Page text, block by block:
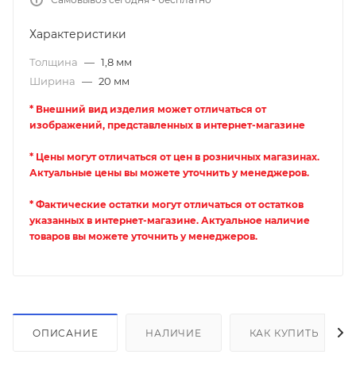
Характеристики
Толщина — 1,8 мм
Ширина — 20 мм
* Внешний вид изделия может отличаться от
изображений, представленных в интернет-магазине
* Цены могут отличаться от цен в розничных магазинах.
Актуальные цены вы можете уточнить у менеджеров.
* Фактические остатки могут отличаться от остатков
указанных в интернет-магазине. Актуальное наличие
товаров вы можете уточнить у менеджеров.
ОПИСАНИЕ НАЛИЧИЕ КАК КУПИТЬ